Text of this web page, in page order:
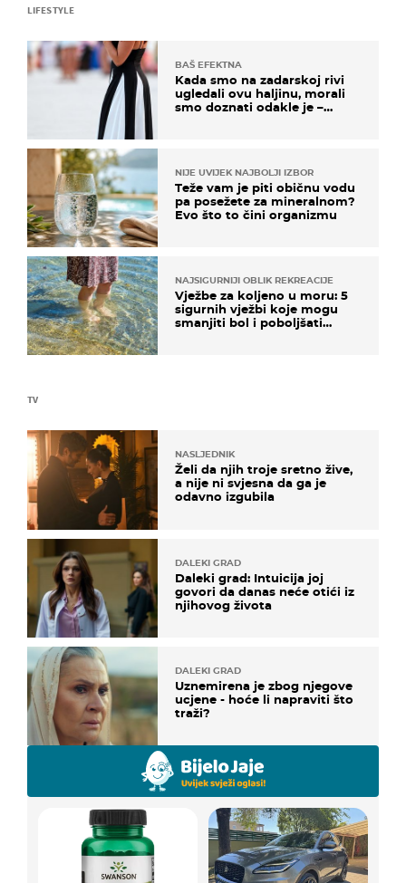
TV
NASLJEDNIK
Želi da njih troje sretno žive,
a nije ni svjesna da ga je
odavno izgubila
DALEKI GRAD
Daleki grad: Intuicija joj
govori da danas neće otići iz
njihovog života
DALEKI GRAD
Uznemirena je zbog njegove
ucjene - hoće li napraviti što
traži?
LIFESTYLE
BAŠ EFEKTNA
Kada smo na zadarskoj rivi
ugledali ovu haljinu, morali
smo doznati odakle je –
NIJE UVIJEK NAJBOLJI IZBOR
Teže vam je piti običnu vodu
pa posežete za mineralnom?
Evo što to čini organizmu
NAJSIGURNIJI OBLIK REKREACIJE
Vježbe za koljeno u moru: 5
sigurnih vježbi koje mogu
smanjiti bol i poboljšati